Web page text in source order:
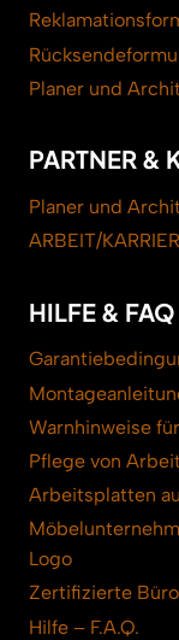
Planer und
PARTNER &
Planer und
ARBEIT/
HILFE & FAQ
Warnhinweise
Pflege von
Arbeitsplatten
Logo
Zertifizierte
Hilfe – F.A.Q.